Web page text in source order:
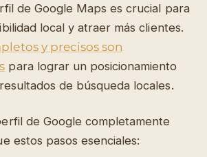
de Google Maps es crucial para
local y atraer más clientes.
y precisos son
para lograr un posicionamiento
de búsqueda locales.
de Google completamente
estos pasos esenciales: